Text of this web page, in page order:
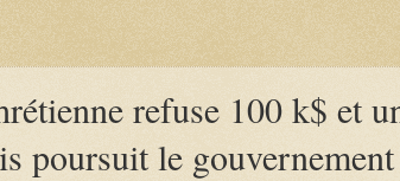
refuse 100 k$ et
poursuit le